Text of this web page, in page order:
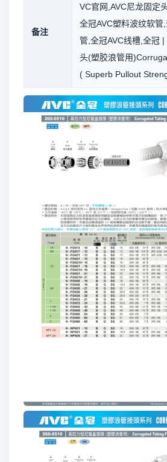
备注
VC官网,AVC尼龙固定
全冠AVC塑料波纹软管
管,全冠AVC线槽,全冠
头(塑胶浪管用
( Superb Pullout